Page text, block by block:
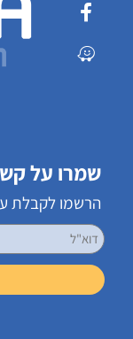
שמרו על
הרשמו לקבלת